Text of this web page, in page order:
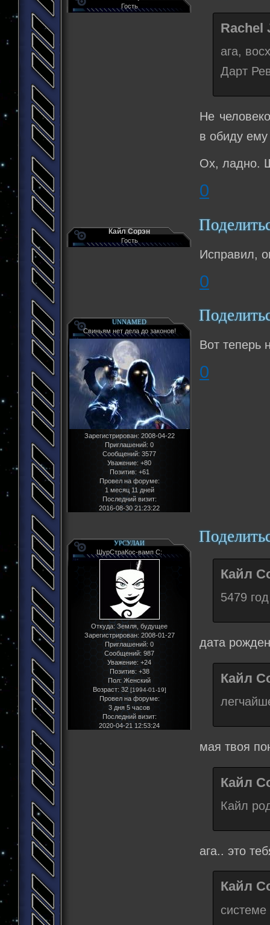
Гость
Rachel
ага,
Дарт
Не
в обиду ему
Ох, ладно.
0
Кайл Сорэн
Гость
Исправил,
0
UNNAMED
Свиньям нет дела до законов!
Зарегистрирован: 2008-04-22
Приглашений: 0
Сообщений: 3577
Уважение: +80
Позитив: +61
Провел на форуме:
1 месяц 11 дней
Последний визит:
2016-08-30 21:23:22
Вот теперь
0
УРСУЛАИ
ШурСтраКос-вамп С:
Откуда:Земля, будущее
Зарегистрирован: 2008-01-27
Приглашений: 0
Сообщений: 987
Уважение: +24
Позитив: +38
Пол: Женский
Возраст: 32 [1994-01-19]
Провел на форуме:
3 дня 5 часов
Последний визит:
2020-04-21 12:53:24
Кайл
5479 год
дата
Кайл
мая твоя
Кайл
Кайл
ага.. это
Кайл
системе